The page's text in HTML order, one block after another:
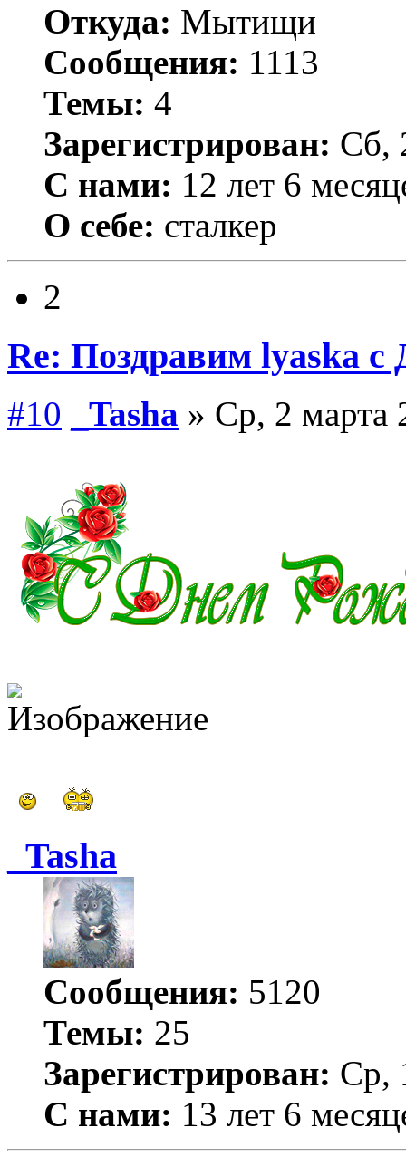
Откуда: Мытищи
Сообщения: 1113
Темы: 4
Зарегистрирован: Сб,
С нами: 12 лет 6
О себе: сталкер
2
Re: Поздравим lyaska с
#10 _Tasha » Ср, 2 марта
_Tasha
Сообщения: 5120
Темы: 25
Зарегистрирован: Ср,
С нами: 13 лет 6